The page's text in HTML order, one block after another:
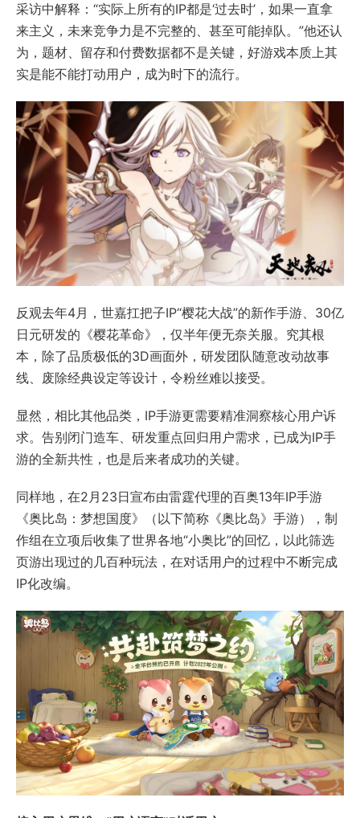
采访中解释：“实际上所有的IP都是‘过去时’，如果一直拿
来主义，未来竞争力是不完整的、甚至可能掉队。”他还认
为，题材、留存和付费数据都不是关键，好游戏本质上其
实是能不能打动用户，成为时下的流行。
反观去年4月，世嘉扛把子IP“樱花大战”的新作手游、30亿
日元研发的《樱花革命》，仅半年便无奈关服。究其根
本，除了品质极低的3D画面外，研发团队随意改动故事
线、废除经典设定等设计，令粉丝难以接受。
显然，相比其他品类，IP手游更需要精准洞察核心用户诉
求。告别闭门造车、研发重点回归用户需求，已成为IP手
游的全新共性，也是后来者成功的关键。
同样地，在2月23日宣布由雷霆代理的百奥13年IP手游
《奥比岛：梦想国度》（以下简称《奥比岛》手游），制
作组在立项后收集了世界各地“小奥比”的回忆，以此筛选
页游出现过的几百种玩法，在对话用户的过程中不断完成
IP化改编。